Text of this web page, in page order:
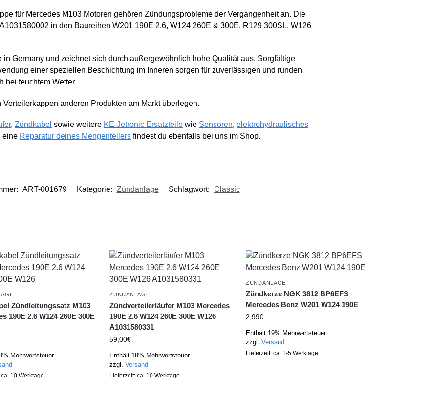
für Mercedes M103 Motoren gehören Zündungsprobleme der Vergangenheit an. Die
in den Baureihen W201 190E 2.6, W124 260E & 300E, R129 300SL, W126
Germany und zeichnet sich durch außergewöhnlich hohe Qualität aus. Sorgfältige
einer speziellen Beschichtung im Inneren sorgen für zuverlässigen und runden
bei feuchtem Wetter.
anderen Produkten am Markt überlegen.
, Zündkabel sowie weitere KE-Jetronic Ersatzteilewie Sensoren, elektrohydraulisches
eine Reparatur deines Mengenteilersfindest du ebenfalls bei uns im Shop.
ART-001679 Kategorie: Zündanlage Schlagwort: Classic
Zündleitungssatz M103
190E 2.6 W124 260E 300E
Mehrwertsteuer
10 Werktage
ZÜNDANLAGE
Zündverteilerläufer M103 Mercedes
190E 2.6 W124 260E 300E W126
A1031580331
59,00€
Enthält 19% Mehrwertsteuer
zzgl.Versand
Lieferzeit: ca. 10 Werktage
ZÜNDANLAGE
Zündkerze NGK 3812 BP6EFS
Mercedes Benz W201 W124 190E
2,99€
Enthält 19% Mehrwertsteuer
zzgl.Versand
Lieferzeit: ca. 1-5 Werktage